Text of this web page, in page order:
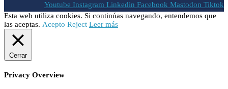
Youtube Instagram Linkedin Facebook Mastodon Tiktok
Esta web utiliza cookies. Si continúas navegando, entendemos que
las aceptas. Acepto Reject Leer más
Cerrar
Privacy Overview